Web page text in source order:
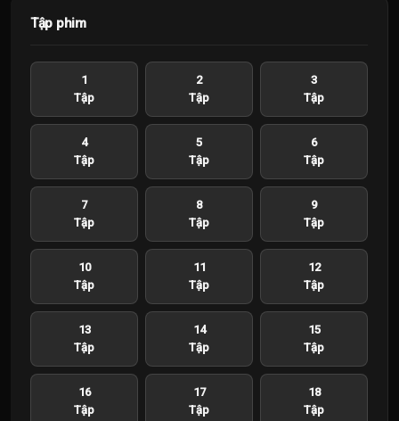
Tập phim
1
Tập
2
Tập
3
Tập
4
Tập
5
Tập
6
Tập
7
Tập
8
Tập
9
Tập
10
Tập
11
Tập
12
Tập
13
Tập
14
Tập
15
Tập
16
Tập
17
Tập
18
Tập